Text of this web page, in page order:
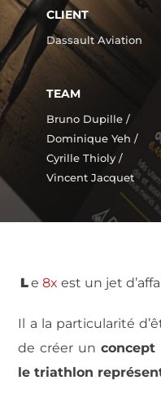
CLIENT
Dassault Aviation
TEAM
Bruno Dupille /
Dominique Yeh /
Cyrille Thioly /
Vincent Jacquet
Le8x est un jet
Il a la particularité
de créer unconcept
le triathlon